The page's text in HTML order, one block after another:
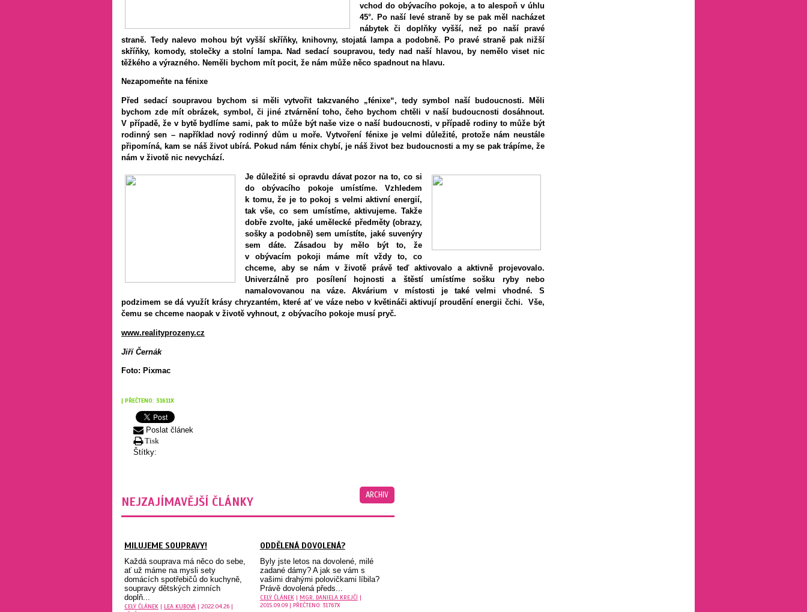
vchod do obývacího pokoje, a to alespoň v úhlu
45°. Po naší levé straně by se pak měl nacházet
nábytek či doplňky vyšší, než po naší pravé
straně. Tedy nalevo mohou být vyšší skříňky, knihovny, stojatá lampa a podobně. Po pravé straně pak nižší
skříňky, komody, stolečky a stolní lampa. Nad sedací soupravou, tedy nad naší hlavou, by nemělo viset nic
těžkého a výrazného. Neměli bychom mít pocit, že nám může něco spadnout na hlavu.
Nezapomeňte na fénixe
Před sedací soupravou bychom si měli vytvořit takzvaného „fénixe“, tedy symbol naší budoucnosti. Měli
bychom zde mít obrázek, symbol, či jiné ztvárnění toho, čeho bychom chtěli v naší budoucnosti dosáhnout.
V případě, že v bytě bydlíme sami, pak to může být naše vize o naší budoucnosti, v případě rodiny to může být
rodinný sen – například nový rodinný dům u moře. Vytvoření fénixe je velmi důležité, protože nám neustále
připomíná, kam se náš život ubírá. Pokud nám fénix chybí, je náš život bez budoucnosti a my se pak trápíme, že
nám v životě nic nevychází.
Je důležité si opravdu dávat pozor na to, co si
do obývacího pokoje umístíme. Vzhledem
k tomu, že je to pokoj s velmi aktivní energií,
tak vše, co sem umístíme, aktivujeme. Takže
dobře zvolte, jaké umělecké předměty (obrazy,
sošky a podobně) sem umístíte, jaké suvenýry
sem dáte. Zásadou by mělo být to, že
v obývacím pokoji máme mít vždy to, co
chceme, aby se nám v životě právě teď aktivovalo a aktivně projevovalo.
Univerzálně pro posílení hojnosti a štěstí umístíme sošku ryby nebo
namalovovanou na váze. Akvárium v místosti je také velmi vhodné. S
podzimem se dá využít krásy chryzantém, které ať ve váze nebo v květináči aktivují proudění energii čchi. Vše,
čemu se chceme naopak v životě vyhnout, z obývacího pokoje musí pryč.
www.realityprozeny.cz
Jiří Černák
Foto: Pixmac
| PŘEČTENO: 31611X
Poslat článek
Tisk
Štítky:
ARCHIV
NEJZAJÍMAVĚJŠÍ ČLÁNKY
MILUJEME SOUPRAVY!
Každá souprava má něco do sebe,
ať už máme na mysli sety
domácích spotřebičů do kuchyně,
soupravy dětských zimních
doplň...
CELÝ ČLÁNEK | LEA KUBOVÁ | 2022.04.26 |
ODDĚLENÁ DOVOLENÁ?
Byly jste letos na dovolené, milé
zadané dámy? A jak se vám s
vašimi drahými polovičkami líbila?
Právě dovolená předs...
CELÝ ČLÁNEK| MGR. DANIELA KREJČÍ |
2015.09.09 | PŘEČTENO: 31767X